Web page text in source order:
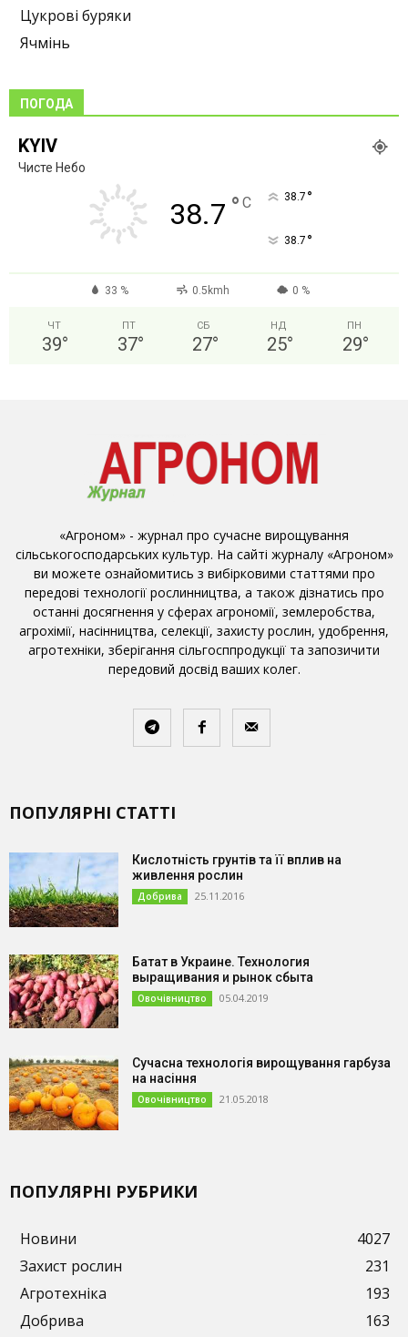
Цукрові буряки
Ячмінь
ПОГОДА
KYIV
Чисте Небо
38.7 ° C 38.7 °
38.7 °
33 % 0.5kmh 0 %
ЧТ
39°
ПТ
37°
СБ
27°
НД
25°
ПН
29°
«Агроном» - журнал про сучасне вирощування
сільськогосподарських культур. На сайті журналу «Агроном»
ви можете ознайомитись з вибірковими статтями про
передові технології рослинництва, а також дізнатись про
останні досягнення у сферах агрономії, землеробства,
агрохімії, насінництва, селекції, захисту рослин, удобрення,
агротехніки, зберігання сільгосппродукції та запозичити
передовий досвід ваших колег.
ПОПУЛЯРНІ СТАТТІ
Кислотність грунтів та її вплив на
живлення рослин
Добрива 25.11.2016
Батат в Украине. Технология
выращивания и рынок сбыта
Овочівництво 05.04.2019
Сучасна технологія вирощування гарбуза
на насіння
Овочівництво 21.05.2018
ПОПУЛЯРНІ РУБРИКИ
Новини
4027
Захист рослин
231
Агротехніка
193
Добрива
163